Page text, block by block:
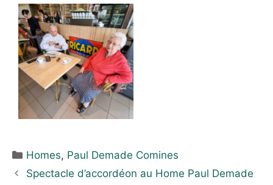
Homes, Paul Demade Comines
Spectacle d’accordéon au Home Paul Demade